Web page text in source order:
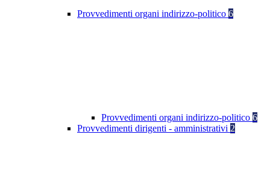
Provvedimenti organi indirizzo-politico 6
Provvedimenti organi indirizzo-politico 6
Provvedimenti dirigenti - amministrativi 2